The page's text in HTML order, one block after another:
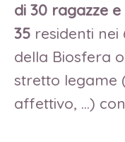
di 30 ragazze
35 residenti nei
della Biosfera
stretto legame
affettivo, …)